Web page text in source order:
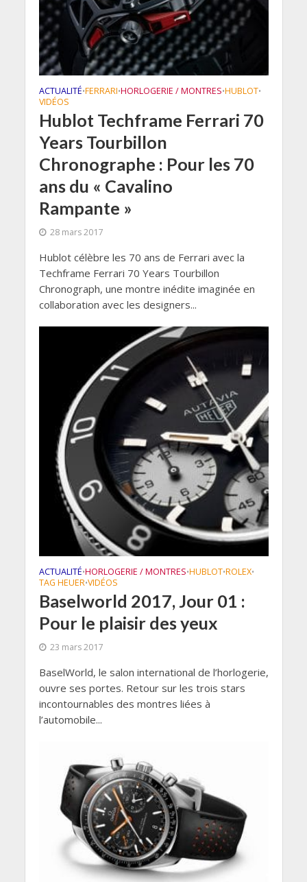
ACTUALITÉ•FERRARI•HORLOGERIE / MONTRES•HUBLOT•
VIDÉOS
Hublot Techframe Ferrari 70
Years Tourbillon
Chronographe : Pour les 70
ans du « Cavalino
Rampante »
28 mars 2017
Hublot célèbre les 70 ans de Ferrari avec la
Techframe Ferrari 70 Years Tourbillon
Chronograph, une montre inédite imaginée en
collaboration avec les designers...
ACTUALITÉ•HORLOGERIE / MONTRES•HUBLOT•ROLEX•
TAG HEUER•VIDÉOS
Baselworld 2017, Jour 01 :
Pour le plaisir des yeux
23 mars 2017
BaselWorld, le salon international de l’horlogerie,
ouvre ses portes. Retour sur les trois stars
incontournables des montres liées à
l’automobile...